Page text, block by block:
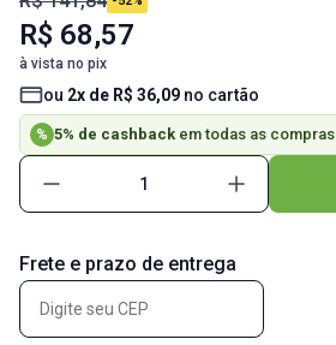
R$ 68,57
à vista no pix
ou 2x de R$ 36,09 no cartão
% 5% de cashback em todas as compras
Frete e prazo de entrega